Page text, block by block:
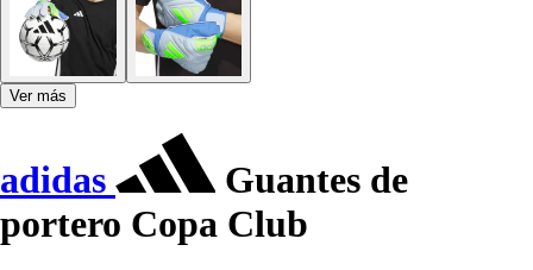
Ver más
adidas
Guantes de
portero Copa Club